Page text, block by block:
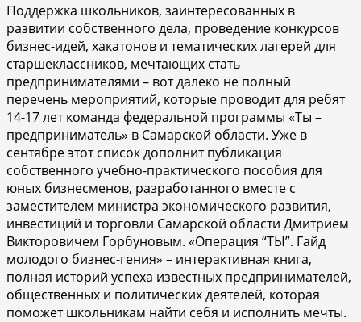
Поддержка школьников, заинтересованных в
развитии собственного дела, проведение конкурсов
бизнес-идей, хакатонов и тематических лагерей для
старшеклассников, мечтающих стать
предпринимателями – вот далеко не полный
перечень мероприятий, которые проводит для ребят
14-17 лет команда федеральной программы «Ты –
предприниматель» в Самарской области. Уже в
сентябре этот список дополнит публикация
собственного учебно-практического пособия для
юных бизнесменов, разработанного вместе с
заместителем министра экономического развития,
инвестиций и торговли Самарской области Дмитрием
Викторовичем Горбуновым. «Операция “ТЫ”. Гайд
молодого бизнес-гения» – интерактивная книга,
полная историй успеха известных предпринимателей,
общественных и политических деятелей, которая
поможет школьникам найти себя и исполнить мечты.